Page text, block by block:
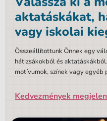
aktatáskákat,
vagy iskolai
Összeállítottunk Önnek egy
hátizsákokból és
motívumok, színek vagy egyéb
Kedvezmények